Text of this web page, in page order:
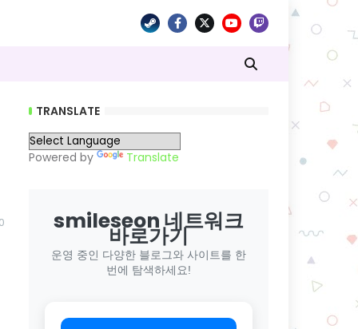
TRANSLATE
Powered by Translate
smileseon 네트워크
바로가기
운영 중인 다양한 블로그와 사이트를 한
번에 탐색하세요!